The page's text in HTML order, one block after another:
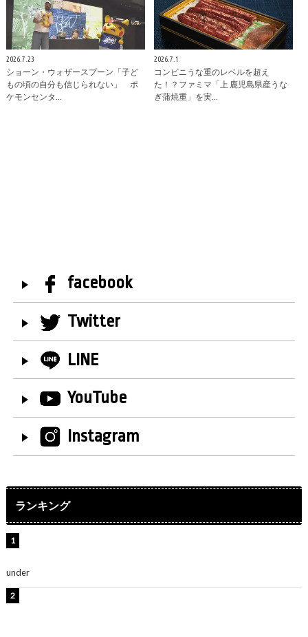
2026.7.23
ショーン・ウォザースプーン「子ど
もの頃の自分も信じられない」 ポ
ケモンセンタ…
2026.7.1
コンビニうな重のレベルを超え
た！？ファミマ「上 鹿児島県産うな
ぎ蒲焼重」を実…
facebook
Twitter
LINE
YouTube
Instagram
ランキング
under